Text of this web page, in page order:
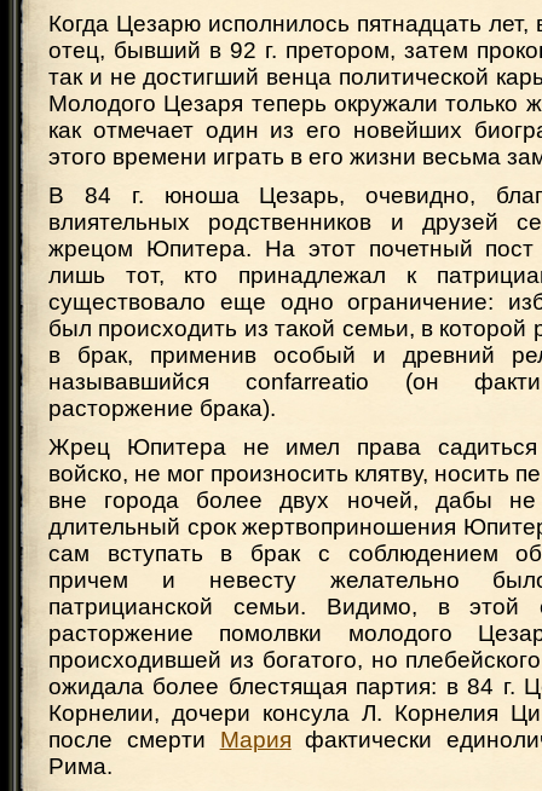
Когда Цезарю исполнилось пятнадцать лет,
отец, бывший в 92 г. претором, затем
так и не достигший венца политической
Молодого Цезаря теперь окружали только
как отмечает один из его новейших
этого времени играть в его жизни весьма
В 84 г. юноша Цезарь, очевидно,
влиятельных родственников и друзей
жрецом Юпитера. На этот почетный
лишь тот, кто принадлежал к
существовало еще одно ограничение:
был происходить из такой семьи, в которой
в брак, применив особый и древний
называвшийся confarreatio (он
расторжение брака).
Жрец Юпитера не имел права
войско, не мог произносить клятву, носить
вне города более двух ночей, дабы
длительный срок жертвоприношения
сам вступать в брак с соблюдением
причем и невесту желательно
патрицианской семьи. Видимо, в этой
расторжение помолвки молодого
происходившей из богатого, но
ожидала более блестящая партия: в 84 г.
Корнелии, дочери консула Л. Корнелия
после смерти Мария фактически
Рима.